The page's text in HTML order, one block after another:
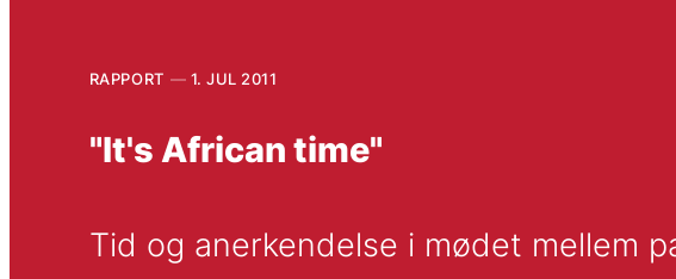
RAPPORT 1. JUL 2011
"It's African time"
Tid og anerkendelse i mødet mellem